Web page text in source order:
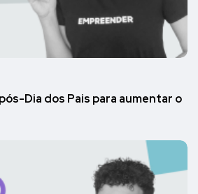
Dia dos Pais para aumentar o